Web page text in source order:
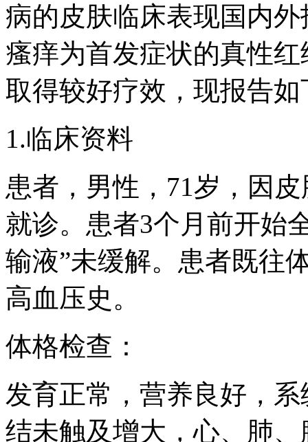
病的皮肤临床表现国内
瘙痒为首发症状的真性
取得较好疗效，现报告如
1.临床资料
患者，男性，71岁，因
就诊。患者3个月前开始
输液”未缓解。患者既往
高血压史。
体格检查：
发育正常，营养良好，
结未触及增大，心、肺